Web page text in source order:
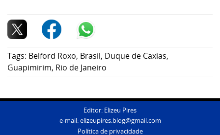
Tags: Belford Roxo, Brasil, Duque de Caxias,
Guapimirim, Rio de Janeiro
Editor: Elizeu Pires
e-mail:elizeupires.blog@gmail.com
Política de privacidade